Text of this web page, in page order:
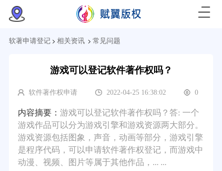
软著申请登记> 相关资讯> 常见问题
游戏可以登记软件著作权吗？
软件著作权申请 2022-04-25 16:38:02 0
内容摘要： 游戏可以登记软件著作权吗？答: 一个
游戏作品可以分为游戏引擎和游戏资源两大部分。
游戏资源包括图象，声音，动画等部分，游戏引擎
是程序代码，可以申请软件著作权登记，而游戏中
动漫、视频、图片等属于其他作品，... ...